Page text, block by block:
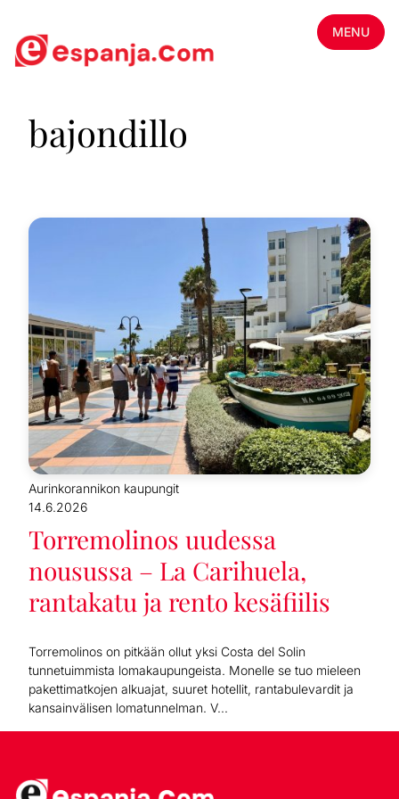
MENU
bajondillo
Aurinkorannikon kaupungit
14.6.2026
Torremolinos uudessa
nousussa – La Carihuela,
rantakatu ja rento kesäfiilis
Torremolinos on pitkään ollut yksi Costa del Solin
tunnetuimmista lomakaupungeista. Monelle se tuo mieleen
pakettimatkojen alkuajat, suuret hotellit, rantabulevardit ja
kansainvälisen lomatunnelman. V...